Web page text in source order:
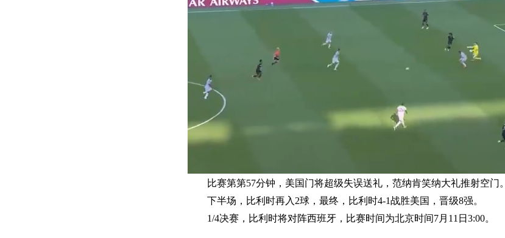
比赛第第57分钟，美国门将超级失误送礼，范纳肯笑纳大礼推射空门。
下半场，比利时再入2球，最终，比利时4-1战胜美国，晋级8强。
1/4决赛，比利时将对阵西班牙，比赛时间为北京时间7月11日3:00。